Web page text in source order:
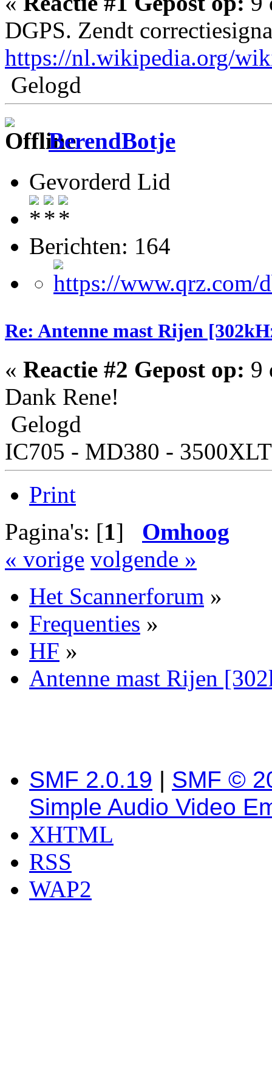
DGPS. Zendt
https://nl.wikipedia.org/
Gelogd
BerendBotje
Gevorderd Lid
Berichten: 164
Re: Antenne mast Rijen
« Reactie #2 Gepost op: 9
Dank Rene!
Gelogd
IC705 - MD380 - 3500XLT
Print
Pagina's: [1] Omhoog
« vorige volgende »
Het Scannerforum »
Frequenties »
HF »
Antenne mast Rijen
SMF 2.0.19 | SMF ©
Simple Audio Video
XHTML
RSS
WAP2